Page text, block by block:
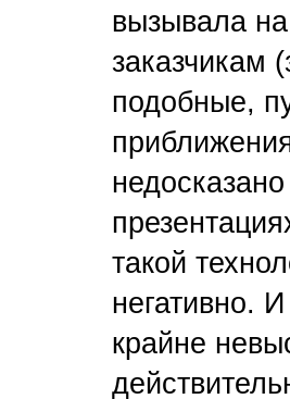
вызывала
заказчикам
подобные,
такой
негативно.
крайне